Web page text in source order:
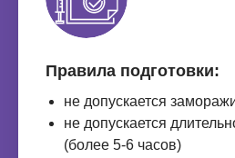
Правила подготовки:
не допускается
не допускается
(более 5-6 часов)